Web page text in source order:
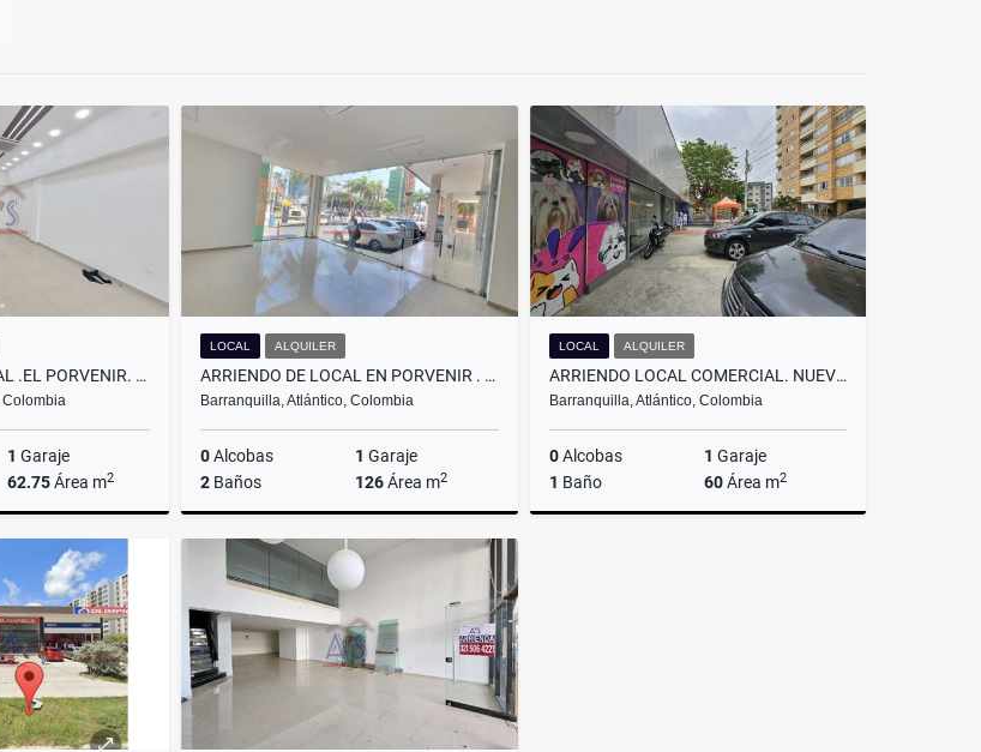
ARRIENDO DE LOCAL .EL PORVENIR. BARRANQUILLA.
Colombia
1 Garaje
62.75Área m2
Alquiler
$5.000.000
LOCAL ALQUILER
ARRIENDO DE LOCAL EN PORVENIR . BARRANQUILLA.
Barranquilla, Atlántico, Colombia
0Alcobas 1 Garaje
2 Baños 126Área m2
Alquiler
$12.600.000
LOCAL ALQUILER
ARRIENDO LOCAL COMERCIAL. NUEVO HORIZONTE. BARRANQUILLA
Barranquilla, Atlántico, Colombia
0Alcobas 1 Garaje
1 Baño 60Área m2